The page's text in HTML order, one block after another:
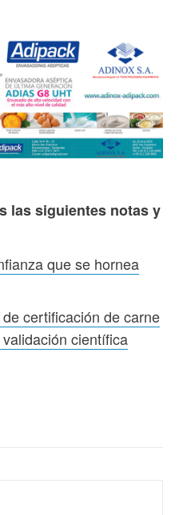
las siguientes notas y
que se hornea
certificación de carne
científica